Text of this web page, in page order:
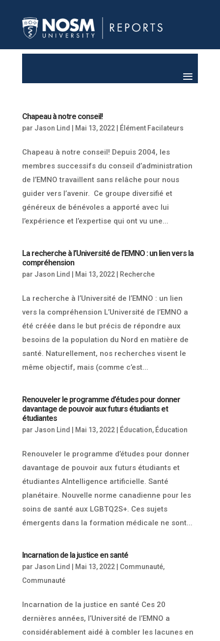
Chapeau à notre conseil!
par Jason Lind Mai 13, 2022| Élément Facilateurs
Chapeau à notre conseil! Depuis 2004, les
membres successifs du conseil d’administration
de l’EMNO travaillent sans relâche pour nous
guider vers l’avenir. Ce groupe diversifié et
généreux de bénévoles a apporté avec lui
l’expérience et l’expertise qui ont vu une...
La recherche à l’Université de l’EMNO : un lien vers la
compréhension
par Jason Lind Mai 13, 2022| Recherche
La recherche à l’Université de l’EMNO : un lien
vers la compréhension L’Université de l’EMNO a
été créée dans le but précis de répondre aux
besoins de la population du Nord en matière de
santé. Naturellement, nos recherches visent le
même objectif, mais (comme c’est...
Renouveler le programme d’études pour donner
davantage de pouvoir aux futurs étudiants et
étudiantes
par Jason Lind Mai 13, 2022| Éducation, Éducation
Renouveler le programme d’études pour donner
davantage de pouvoir aux futurs étudiants et
étudiantes AIntelligence artificielle. Santé
planétaire. Nouvelle norme canadienne pour les
soins de santé aux LGBTQ2S+. Ces sujets
émergents dans la formation médicale ne sont...
Incarnation de la justice en santé
par Jason Lind Mai 13, 2022| Communauté,
Communauté
Incarnation de la justice en santé Ces 20
dernières années, l’Université de l’EMNO a
considérablement aidé à combler les lacunes en